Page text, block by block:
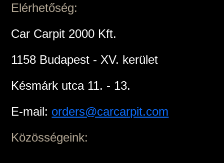
Elérhetőség:
Car Carpit 2000 Kft.
1158 Budapest - XV. kerület
Késmárk utca 11. - 13.
E-mail: orders@carcarpit.com
Közösségeink: